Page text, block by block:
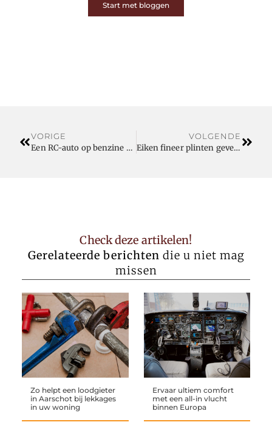
Start met bloggen
VORIGE
Een RC-auto op benzine of elektrisch
VOLGENDE
Eiken fineer plinten geven uw interieur extra sfeer
Check deze artikelen!
Gerelateerde berichten die u niet mag
missen
Zo helpt een loodgieter
in Aarschot bij lekkages
in uw woning
Ervaar ultiem comfort
met een all-in vlucht
binnen Europa